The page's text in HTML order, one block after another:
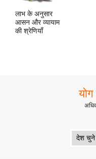
लाभ के अनुसार
आसन और व्यायाम
की श्रेणियाँ